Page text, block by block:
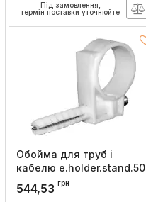
Під замовлення,
термін поставки уточнюйте
Обойма для труб і
кабелю e.holder.stand.50,
d=50мм (25 шт), E.NEXT
Артикул:
544,53 грн